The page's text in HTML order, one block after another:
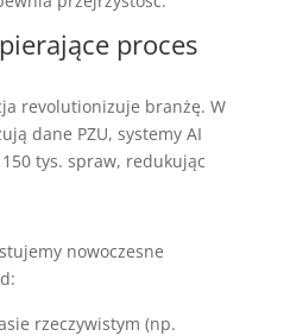
proces
revolutionizuje branżę. W
dane PZU, systemy AI
tys. spraw, redukując
nowoczesne
rzeczywistym (np.